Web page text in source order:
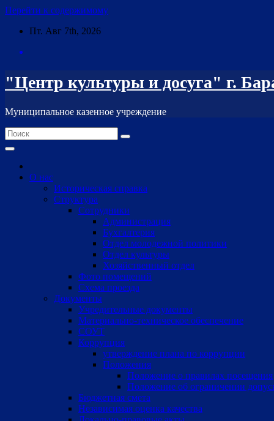
Перейти к содержимому
Пт. Авг 7th, 2026
"Центр культуры и досуга" г.
Муниципальное казенное учреждение
О нас
Историческая справка
Структура
Сотрудники
Администрация
Бухгалтерия
Отдел молодежной политики
Отдел культуры
Хозяйственный отдел
Фото помещений
Схема проезда
Документы
Учредительные документы
Материально-техническое обеспечение
СОУТ
Коррупция
утверждение плана по коррупции
Положения
Положение о правилах посещения
Положение об ограничении
Бюджетная смета
Независимая оценка качества